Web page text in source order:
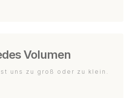
Volumen
uns zu groß oder zu klein.